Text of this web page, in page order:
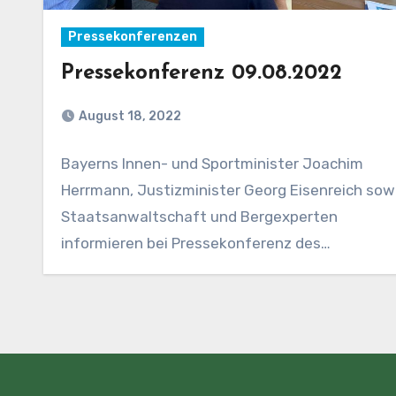
Pressekonferenzen
Pressekonferenz 09.08.2022
August 18, 2022
Bayerns Innen- und Sportminister Joachim
Herrmann, Justizminister Georg Eisenreich
Staatsanwaltschaft und Bergexperten
informieren bei Pressekonferenz des
Bayerischen Kuratoriums für alpine Sicherheit…